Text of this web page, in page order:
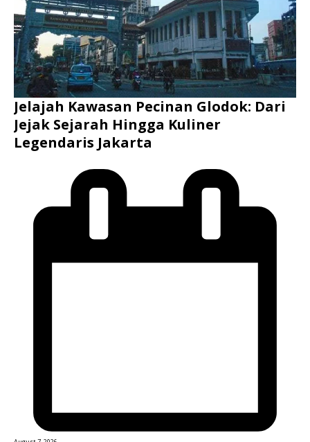
Jelajah Kawasan Pecinan Glodok: Dari
Jejak Sejarah Hingga Kuliner
Legendaris Jakarta